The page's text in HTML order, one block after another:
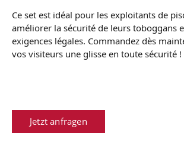
Ce set est idéal pour les exploitants de
améliorer la sécurité de leurs toboggans
exigences légales. Commandez dès
vos visiteurs une glisse en toute sécurité !
Jetzt anfragen